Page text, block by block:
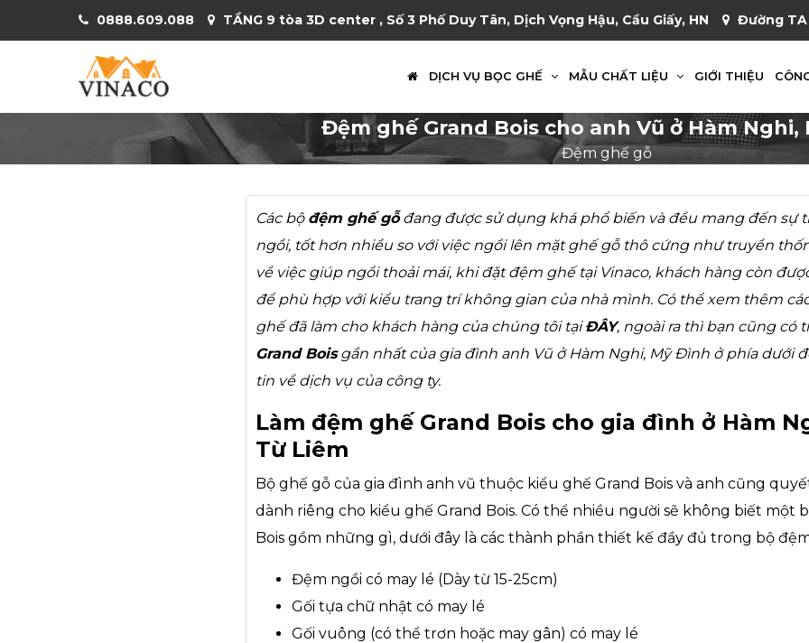
0888.609.088 TẦNG 9 tòa 3D center , Số 3 Phố Duy Tân, Dịch Vọng Hậu, Cầu Giấy, HN Đường TA
DỊCH VỤ BỌC GHẾ MẪU CHẤT LIỆU GIỚI THIỆU
Đệm ghế Grand Bois cho anh Vũ ở Hàm Nghi,
Đệm ghế gỗ
Các bộ đệm ghế gỗđang được sử dụng khá phổ biến và đều mang đến sự
ngồi, tốt hơn nhiều so với việc ngồi lên mặt ghế gỗ thô cứng như truyền
về việc giúp ngồi thoải mái, khi đặt đệm ghế tại Vinaco, khách hàng còn
để phù hợp với kiểu trang trí không gian của nhà mình. Có thể xem thêm
ghế đã làm cho khách hàng của chúng tôi tạiĐÂY, ngoài ra thì bạn cũng có
Grand Boisgần nhất của gia đình anh Vũ ở Hàm Nghi, Mỹ Đình ở phía dưới
tin về dịch vụ của công ty.
Làm đệm ghế Grand Bois cho gia đình ở Hàm
Từ Liêm
Bộ ghế gỗ của gia đình anh vũ thuộc kiểu ghế Grand Bois và anh cũng
dành riêng cho kiểu ghế Grand Bois. Có thể nhiều người sẽ không biết một
Bois gồm những gì, dưới đây là các thành phần thiết kế đầy đủ trong bộ
Đệm ngồi có may lé (Dày từ 15-25cm)
Gối tựa chữ nhật có may lé
Gối vuông (có thể trơn hoặc may gân) có may lé